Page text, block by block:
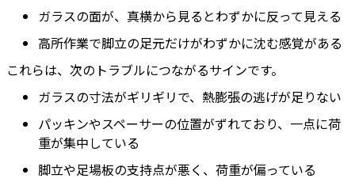
ガラスの面が、真横から見るとわずかに反って見える
高所作業で脚立の足元だけがわずかに沈む感覚がある
これらは、次のトラブルにつながるサインです。
ガラスの寸法がギリギリで、熱膨張の逃げが足りない
パッキンやスペーサーの位置がずれており、一点に荷
重が集中している
脚立や足場板の支持点が悪く、荷重が偏っている